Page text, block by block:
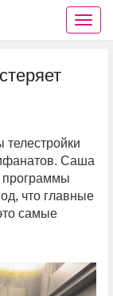
Саша
программы
что главные
самые